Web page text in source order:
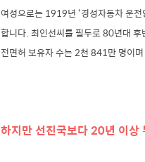
여성으로는 1919년 ‘경성자동차 운
합니다. 최인선씨를 필두로 80년대
전면허 보유자 수는 2천 841만 명이
하지만 선진국보다 20년 이상